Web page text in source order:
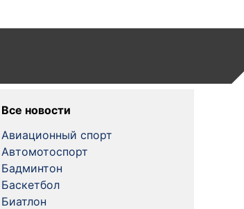
Все новости
Авиационный спорт
Автомотоспорт
Бадминтон
Баскетбол
Биатлон